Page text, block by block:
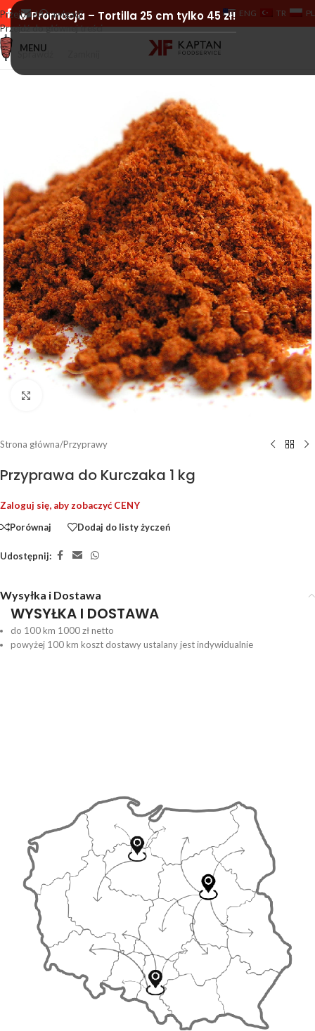
Przejdź do nawigacji
Przejdź do głównej treści
🔥 Promocja – Tortilla 25 cm tylko 45 zł!
Sprawdź
ENG TR PL
MENU
Kliknij, aby powiększyć
Strona główna/Przyprawy
Przyprawa do Kurczaka 1 kg
Zaloguj się, aby zobaczyć CENY
Porównaj
Dodaj do listy życzeń
Udostępnij:
Wysyłka i Dostawa
WYSYŁKA I DOSTAWA
do 100 km 1000 zł netto
powyżej 100 km koszt dostawy ustalany jest indywidualnie